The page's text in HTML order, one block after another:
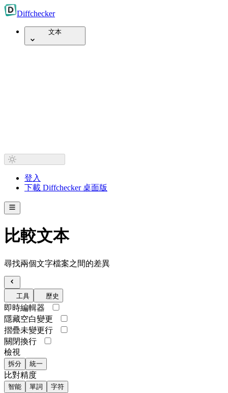
Diffchecker
文本
登入
下載 Diffchecker 桌面版
比較文本
尋找兩個文字檔案之間的差異
工具 歷史
即時編輯器
隱藏空白變更
摺疊未變更行
關閉換行
檢視
拆分 統一
比對精度
智能 單詞 字符